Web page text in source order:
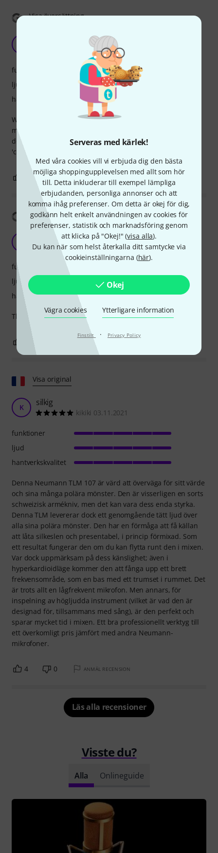
Serveras med kärlek!
Med våra cookies vill vi erbjuda dig den bästa
möjliga shoppingupplevelsen med allt som hör
till. Detta inkluderar till exempel lämpliga
erbjudanden, personliga annonser och att
komma ihåg preferenser. Om detta är okej för dig,
godkänn helt enkelt användningen av cookies för
preferenser, statistik och marknadsföring genom
att klicka på "Okej!" (visa alla).
Du kan när som helst återkalla ditt samtycke via
cookieinställningarna (här).
Okej
Vägra cookies Ytterligare information
Finstilt · Privacy Policy
Visa översättning
DavC 15.04.2026
Well built mic, nice set of options. However, it didn't match
my Neumann's sonic expectations (I own many of their top
dollar models). I'd skip on this one, and go directly to the
'classics', being the U87, or even better, the TLM170.
funktioner
ljud
hantverkskvalitet
0 ANMÄL RECENSION
Visa översättning
demetro 01.05.2024
The most natural sounding mic.
funktioner
ljud
hantverkskvalitet
ANMÄL RECENSION
Visa original
K silkig
kikiki 03.11.2021
Denna Neumann TLM 107 är värd att överväga för sitt värde
och sina många polära mönster. Den är visserligen en sorts
schweizisk armékniv, men det kan vara dess enda styrka.
Denna TLM levererar dock ett genomgående tätt ljud över
alla sina polära mönster. Den har en förmåga att få källan
att låta silkeslen och presentabel, i princip förmixad. Som
ett resultat fungerar den om du kan flytta runt den i mixen.
Var dock uppmärksam på dess känslighet; även i
hyperkardioidläge kommer den att fånga upp ett brett
frekvensområde, som en bas med ett trumset i rummet. Det
är trots allt en lågfrekvent mikrofon. Men annars, för
inspelning av högljudda instrument (vilket är vad den är
designad för, tillsammans med sång), är den perfekt och
sparar mycket tid i mixen. Ett bra professionellt verktyg till
ett överkomligt pris jämfört med andra Neumann-
mikrofoner.
funktioner
ljud
hantverkskvalitet
4 0 ANMÄL RECENSION
Läs alla recensioner
Visste du?
Alla Onlineguide